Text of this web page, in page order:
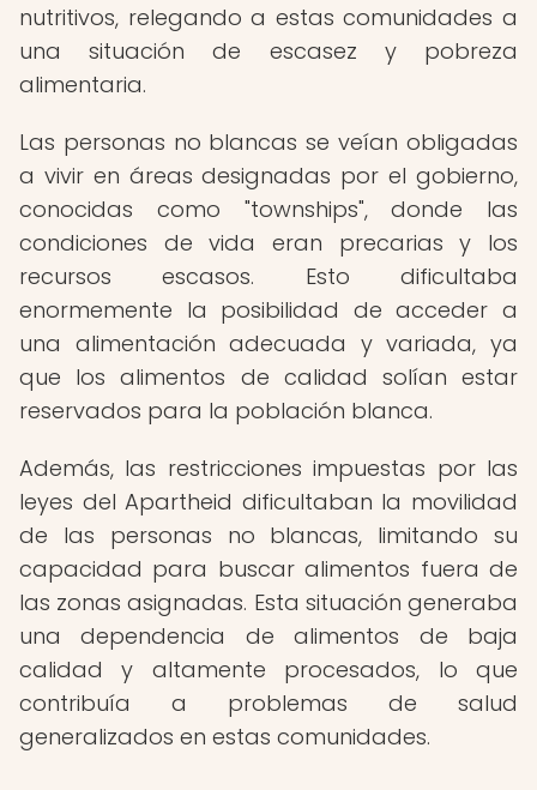
nutritivos, relegando a estas comunidades a
una situación de escasez y pobreza
alimentaria.
Las personas no blancas se veían obligadas
a vivir en áreas designadas por el gobierno,
conocidas como "townships", donde las
condiciones de vida eran precarias y los
recursos escasos. Esto dificultaba
enormemente la posibilidad de acceder a
una alimentación adecuada y variada, ya
que los alimentos de calidad solían estar
reservados para la población blanca.
Además, las restricciones impuestas por las
leyes del Apartheid dificultaban la movilidad
de las personas no blancas, limitando su
capacidad para buscar alimentos fuera de
las zonas asignadas. Esta situación generaba
una dependencia de alimentos de baja
calidad y altamente procesados, lo que
contribuía a problemas de salud
generalizados en estas comunidades.